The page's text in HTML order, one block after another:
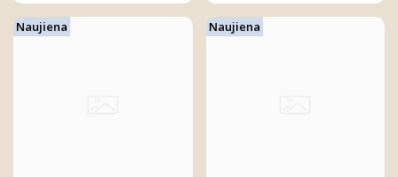
Naujiena Naujiena